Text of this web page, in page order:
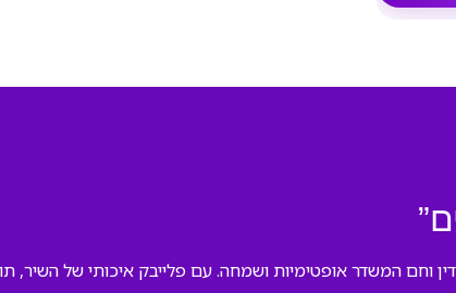
וחם המשדר אופטימיות ושמחה. עם פלייבק איכותי של